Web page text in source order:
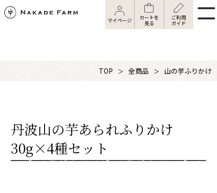
マイページ
カートを
見る
ご利用
ガイド
TOP 全商品 山の芋ふりかけ
丹波山の芋あられふりかけ
30g×4種セット